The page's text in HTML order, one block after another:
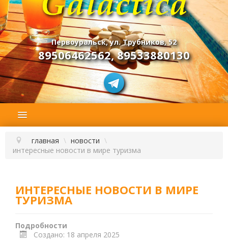
Первоуральск, ул. Трубников, 52
89506462562,89533880130
ГОРЯЩИЕ ТУРЫ
НАШИ УСЛУГИ
О КОМПАНИИ
главная \ новости \
интересные новости в мире туризма
ИНТЕРЕСНЫЕ НОВОСТИ В МИРЕ
ТУРИЗМА
Подробности
Создано: 18 апреля 2025